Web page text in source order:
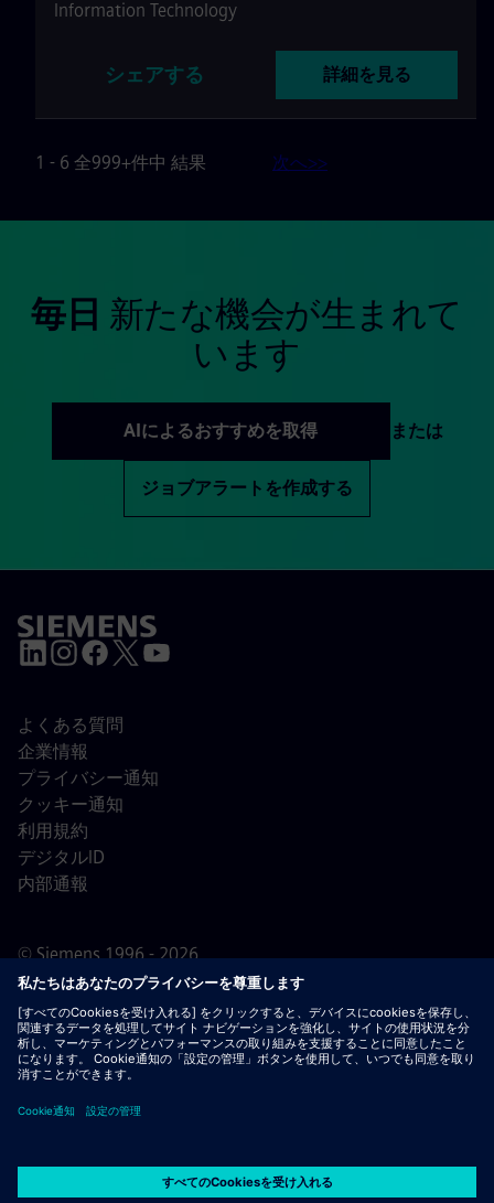
Information Technology
シェアする 詳細を見る
1 - 6 全999+件中 結果 次へ>>
毎日 新たな機会が生まれて
います
AIによるおすすめを取得 または
ジョブアラートを作成する
© Siemens 1996 - 2026
よくある質問
企業情報
プライバシー通知
クッキー通知
利用規約
デジタルID
内部通報
重要なお知らせ：採用をご希望の皆様へ：シーメンスで
は、応募の前後を問わず手数料を請求することはありませ
求めることもありません。同様に、シーメンスの採用担当
際に弊社の担当者からの連絡であることが確認できない限